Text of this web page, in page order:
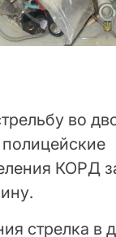
во
КОРД
стрелка в